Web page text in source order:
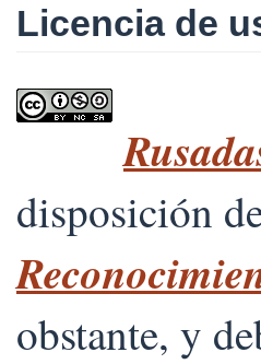
Licencia de
disposición
obstante, y